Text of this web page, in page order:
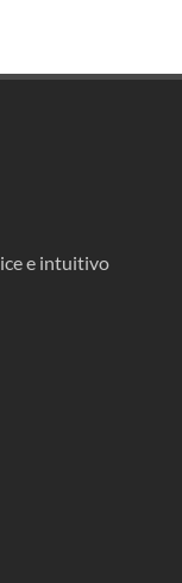
e intuitivo